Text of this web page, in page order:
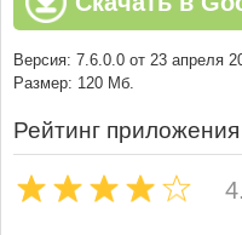
Версия: 7.6.0.0 от 23 апреля
Размер: 120 Мб.
Рейтинг приложения